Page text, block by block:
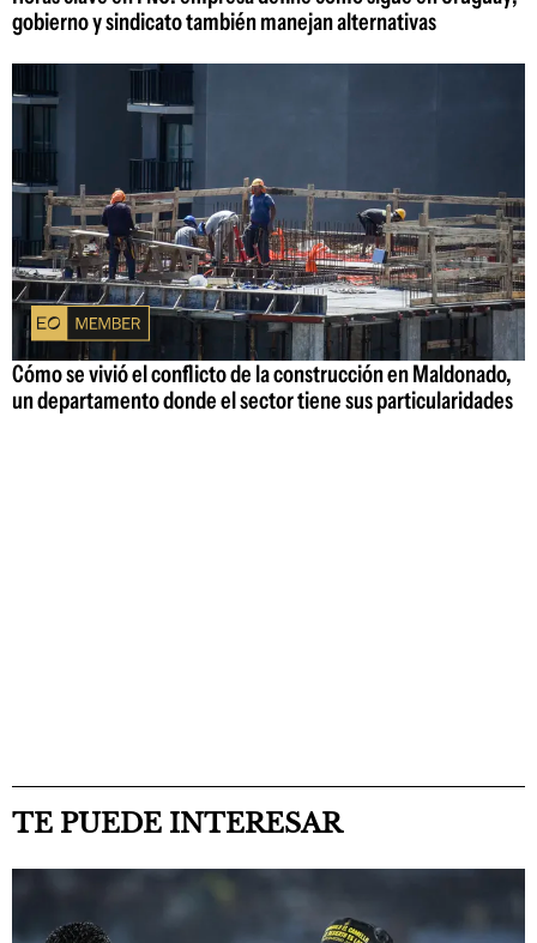
gobierno y sindicato también manejan alternativas
Cómo se vivió el conflicto de la construcción en Maldonado,
un departamento donde el sector tiene sus particularidades
TE PUEDE INTERESAR